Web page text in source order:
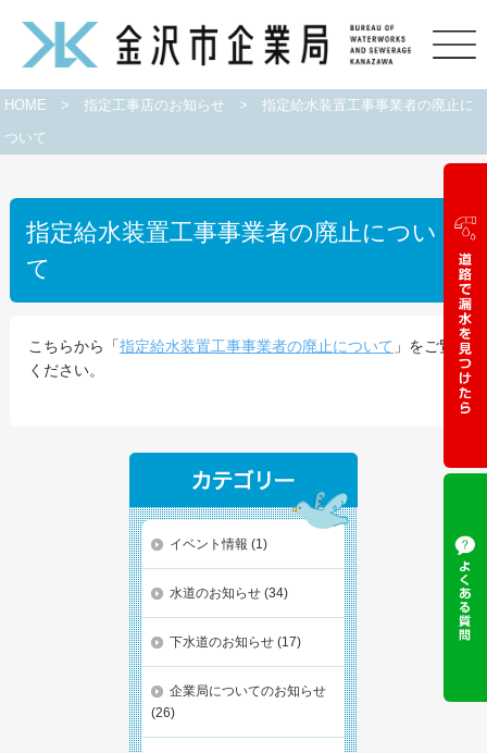
HOME >指定工事店のお知らせ >指定給水装置工事事業者の廃止に
ついて
指定給水装置工事事業者の廃止につい
て
こちらから「指定給水装置工事事業者の廃止について 」をご覧
ください。
イベント情報 (1)
水道のお知らせ (34)
下水道のお知らせ (17)
企業局についてのお知らせ
(26)